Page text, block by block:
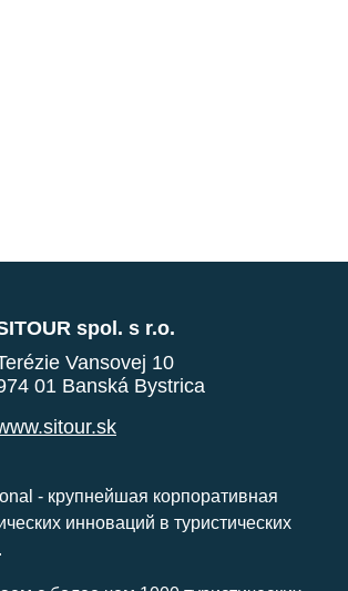
spol. s r.o.
Vansovej 10
01 Banská Bystrica
- крупнейшая корпоративная
инноваций в туристических